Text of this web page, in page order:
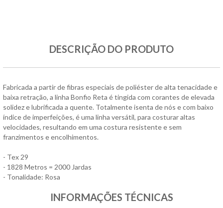
DESCRIÇÃO DO PRODUTO
Fabricada a partir de fibras especiais de poliéster de alta tenacidade e
baixa retração, a linha Bonfio Reta é tingida com corantes de elevada
solidez e lubrificada a quente. Totalmente isenta de nós e com baixo
índice de imperfeições, é uma linha versátil, para costurar altas
velocidades, resultando em uma costura resistente e sem
franzimentos e encolhimentos.
- Tex 29
- 1828 Metros = 2000 Jardas
- Tonalidade: Rosa
INFORMAÇÕES TÉCNICAS